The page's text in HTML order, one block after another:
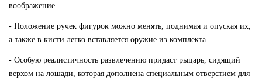
воображение.
- Положение ручек фигурок можно менять, поднимая и опуская их,
а также в кисти легко вставляется оружие из комплекта.
- Особую реалистичность развлечению придаст рыцарь, сидящий
верхом на лошади, которая дополнена специальным отверстием для